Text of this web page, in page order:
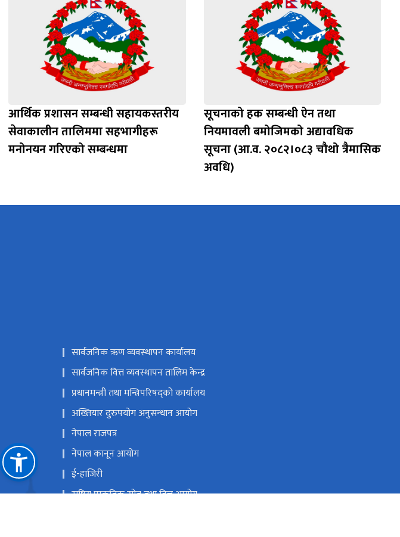
आर्थिक प्रशासन सम्बन्धी सहायकस्तरीय
सेवाकालीन तालिममा सहभागीहरू
मनोनयन गरिएको सम्बन्धमा
सूचनाको हक सम्बन्धी ऐन तथा
नियमावली बमोजिमको अद्यावधिक
सूचना (आ.व. २०८२।०८३ चौथो त्रैमासिक
अवधि)
सार्वजनिक ऋण व्यवस्थापन कार्यालय
सार्वजनिक वित्त व्यवस्थापन तालिम केन्द्र
प्रधानमन्त्री तथा मन्त्रिपरिषद्को कार्यालय
अख्तियार दुरुपयोग अनुसन्धान आयोग
नेपाल राजपत्र
नेपाल कानून आयोग
ई-हाजिरी
राष्ट्रिय प्राकृतिक स्रोत तथा वित्त आयोग